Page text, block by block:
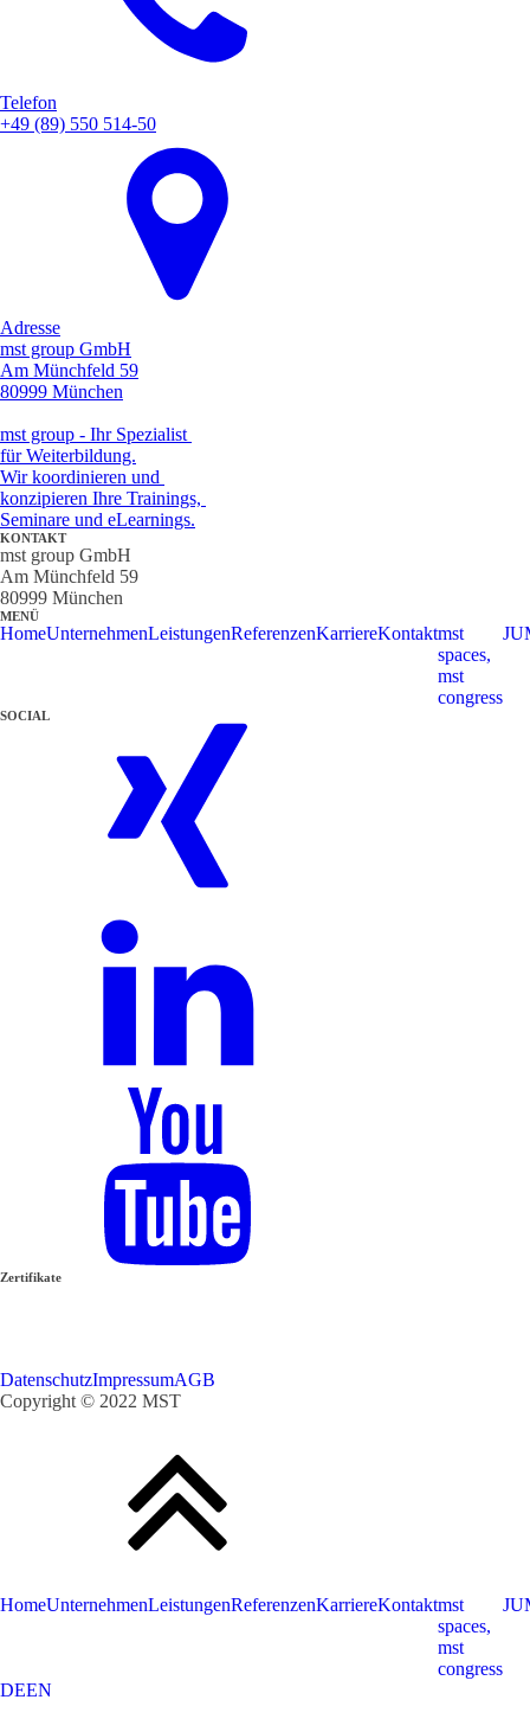
Telefon
+49 (89) 550 514-50
Adresse
mst group GmbH
Am Münchfeld 59
80999 München
mst group - Ihr Spezialist
für Weiterbildung.
Wir koordinieren und
konzipieren Ihre Trainings,
Seminare und eLearnings.
KONTAKT
mst group GmbH
Am Münchfeld 59
80999 München
MENÜ
HomeUnternehmenLeistungenReferenzenKarriereKontaktmst
spaces,
mst
congress
SOCIAL
Zertifikate
DatenschutzImpressumAGB
Copyright © 2022 MST
HomeUnternehmenLeistungenReferenzenKarriereKontaktmst
spaces,
mst
congress
DEEN